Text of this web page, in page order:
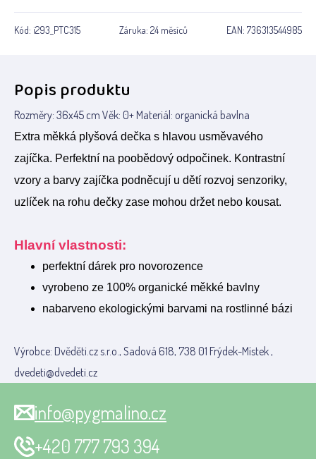
Kód: i293_PTC315 Záruka: 24 měsíců EAN: 736313544985
Popis produktu
Rozměry: 36x45 cm Věk: 0+ Materiál: organická bavlna
Extra měkká plyšová dečka s hlavou usměvavého
zajíčka. Perfektní na poobědový odpočinek. Kontrastní
vzory a barvy zajíčka podněcují u dětí rozvoj senzoriky,
uzlíček na rohu dečky zase mohou držet nebo kousat.
Hlavní vlastnosti:
perfektní dárek pro novorozence
vyrobeno ze 100% organické měkké bavlny
nabarveno ekologickými barvami na rostlinné bázi
Výrobce: Dvěděti.cz s.r.o., Sadová 618, 738 01 Frýdek-Místek ,
dvedeti@dvedeti.cz
info@pygmalino.cz
+420 777 793 394